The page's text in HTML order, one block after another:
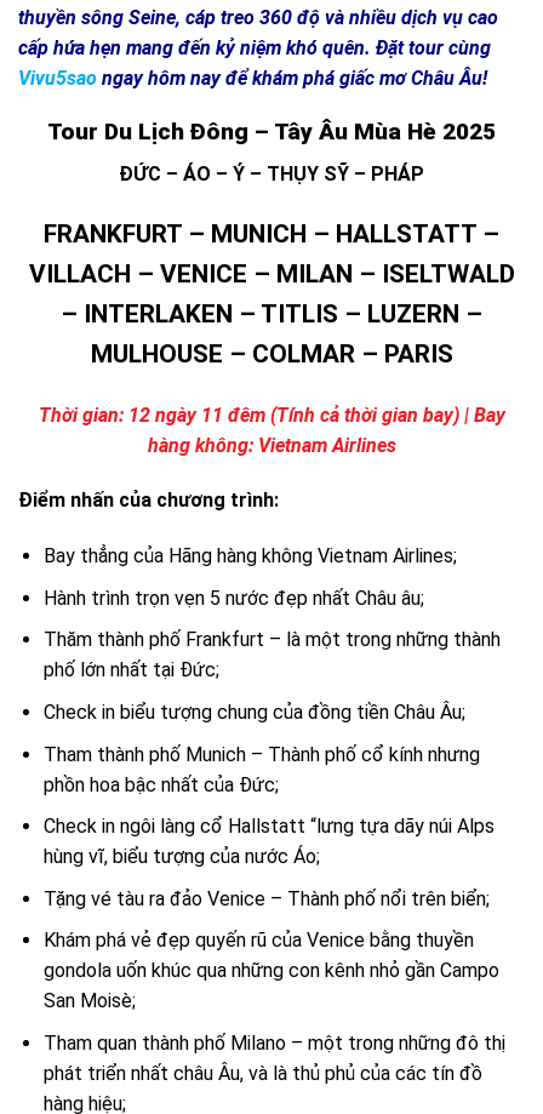
thuyền sông Seine, cáp treo 360 độ và nhiều dịch vụ cao
cấp hứa hẹn mang đến kỷ niệm khó quên. Đặt tour cùng
Vivu5sao ngay hôm nay để khám phá giấc mơ Châu Âu!
Tour Du Lịch Đông – Tây Âu Mùa Hè 2025
ĐỨC – ÁO – Ý – THỤY SỸ – PHÁP
FRANKFURT – MUNICH – HALLSTATT –
VILLACH – VENICE – MILAN – ISELTWALD
– INTERLAKEN – TITLIS – LUZERN –
MULHOUSE – COLMAR – PARIS
Thời gian: 12 ngày 11 đêm (Tính cả thời gian bay) | Bay
hàng không: Vietnam Airlines
Điểm nhấn của chương trình:
Bay thẳng của Hãng hàng không Vietnam Airlines;
Hành trình trọn vẹn 5 nước đẹp nhất Châu âu;
Thăm thành phố Frankfurt – là một trong những thành
phố lớn nhất tại Đức;
Check in biểu tượng chung của đồng tiền Châu Âu;
Tham thành phố Munich – Thành phố cổ kính nhưng
phồn hoa bậc nhất của Đức;
Check in ngôi làng cổ Hallstatt “lưng tựa dãy núi Alps
hùng vĩ, biểu tượng của nước Áo;
Tặng vé tàu ra đảo Venice – Thành phố nổi trên biển;
Khám phá vẻ đẹp quyến rũ của Venice bằng thuyền
gondola uốn khúc qua những con kênh nhỏ gần Campo
San Moisè;
Tham quan thành phố Milano – một trong những đô thị
phát triển nhất châu Âu, và là thủ phủ của các tín đồ
hàng hiệu;